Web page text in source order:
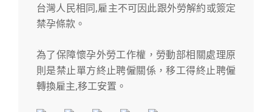
台灣人民相同,雇主不可因此跟外勞解約或簽定
禁孕條款。
為了保障懷孕外勞工作權，勞動部相關處理原
則是禁止單方終止聘僱關係，移工得終止聘僱
轉換雇主,移工安置。